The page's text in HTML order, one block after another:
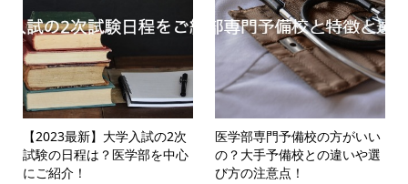
【2023最新】大学入試の2次
試験の日程は？医学部を中心
にご紹介！
医学部専門予備校の方がいい
の？大手予備校との違いや選
び方の注意点！